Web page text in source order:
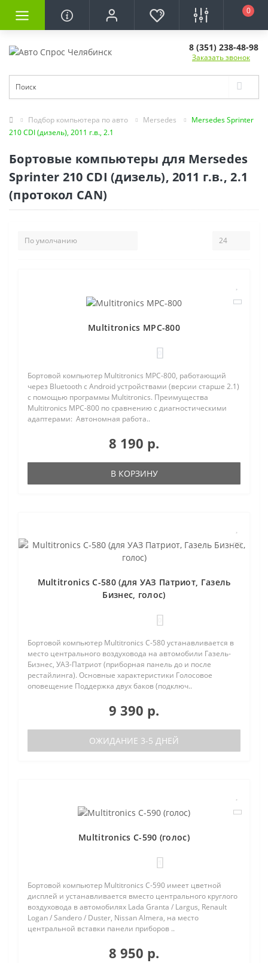
0
8 (351) 238-48-98
Заказать звонок
Подбор компьютера по авто Mersedes
Mersedes Sprinter
210 CDI (дизель), 2011 г.в., 2.1
Бортовые компьютеры для Mersedes
Sprinter 210 CDI (дизель), 2011 г.в., 2.1
(протокол CAN)
Multitronics MPC-800
Бортовой компьютер Multitronics MPC-800, работающий
через Bluetooth с Android устройствами (версии старше 2.1)
с помощью программы Multitronics. Преимущества
Multitronics MPC-800 по сравнению с диагностическими
адаптерами: Автономная работа..
8 190 р.
В КОРЗИНУ
Multitronics C-580 (для УАЗ Патриот, Газель
Бизнес, голос)
Бортовой компьютер Multitronics C-580 устанавливается в
место центрального воздуховода на автомобили Газель-
Бизнес, УАЗ-Патриот (приборная панель до и после
рестайлинга). Основные характеристики Голосовое
оповещение Поддержка двух баков (подключ..
9 390 р.
ОЖИДАНИЕ 3-5 ДНЕЙ
Multitronics C-590 (голос)
Бортовой компьютер Multitronics C-590 имеет цветной
дисплей и устанавливается вместо центрального круглого
воздуховода в автомобилях Lada Granta / Largus, Renault
Logan / Sandero / Duster, Nissan Almera, на место
центральной вставки панели приборов ..
8 950 р.